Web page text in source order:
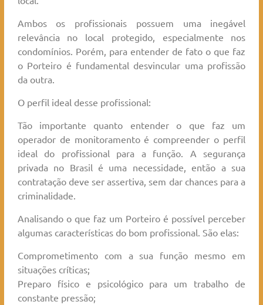
Ambos os profissionais possuem uma inegável
relevância no local protegido, especialmente nos
condomínios. Porém, para entender de fato o que faz
o Porteiro é fundamental desvincular uma profissão
da outra.
O perfil ideal desse profissional:
Tão importante quanto entender o que faz um
operador de monitoramento é compreender o perfil
ideal do profissional para a função. A segurança
privada no Brasil é uma necessidade, então a sua
contratação deve ser assertiva, sem dar chances para a
criminalidade.
Analisando o que faz um Porteiro é possível perceber
algumas características do bom profissional. São elas:
Comprometimento com a sua função mesmo em
situações críticas;
Preparo físico e psicológico para um trabalho de
constante pressão;